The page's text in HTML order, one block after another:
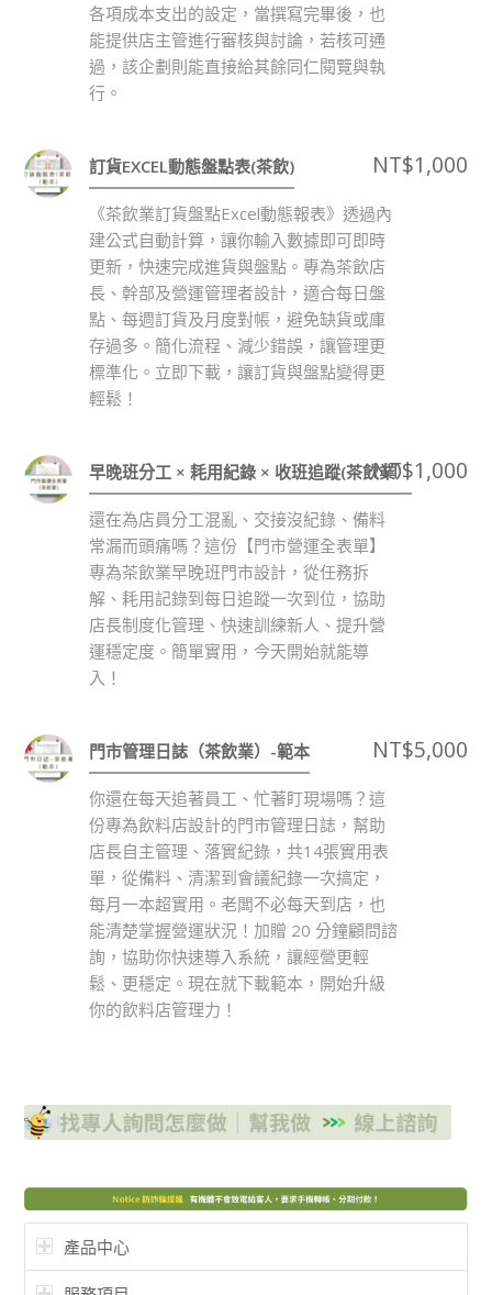
各項成本支出的設定，當撰寫完畢後，也
能提供店主管進行審核與討論，若核可通
過，該企劃則能直接給其餘同仁閱覽與執
行。
訂貨EXCEL動態盤點表(茶飲) NT$1,000
《茶飲業訂貨盤點Excel動態報表》透過內
建公式自動計算，讓你輸入數據即可即時
更新，快速完成進貨與盤點。專為茶飲店
長、幹部及營運管理者設計，適合每日盤
點、每週訂貨及月度對帳，避免缺貨或庫
存過多。簡化流程、減少錯誤，讓管理更
標準化。立即下載，讓訂貨與盤點變得更
輕鬆！
早晚班分工 × 耗用紀錄 × 收班追蹤(茶飲業）
NT$1,000
還在為店員分工混亂、交接沒紀錄、備料
常漏而頭痛嗎？這份【門市營運全表單】
專為茶飲業早晚班門市設計，從任務拆
解、耗用記錄到每日追蹤一次到位，協助
店長制度化管理、快速訓練新人、提升營
運穩定度。簡單實用，今天開始就能導
入！
門市管理日誌（茶飲業）-範本 NT$5,000
你還在每天追著員工、忙著盯現場嗎？這
份專為飲料店設計的門市管理日誌，幫助
店長自主管理、落實紀錄，共14張實用表
單，從備料、清潔到會議紀錄一次搞定，
每月一本超實用。老闆不必每天到店，也
能清楚掌握營運狀況！加贈 20 分鐘顧問諮
詢，協助你快速導入系統，讓經營更輕
鬆、更穩定。現在就下載範本，開始升級
你的飲料店管理力！
產品中心